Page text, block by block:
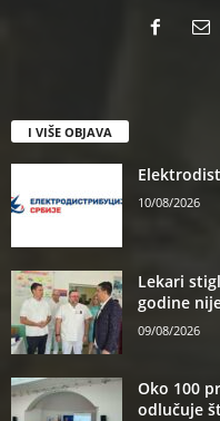
I VIŠE OBJAVA
10/08/2026
Lekari
godine
09/08/2026
Oko 100
odlučuje